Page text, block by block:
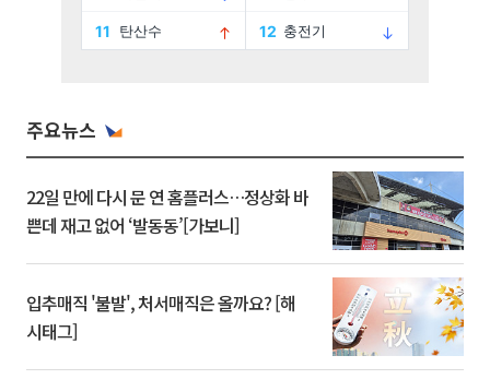
주요뉴스
22일 만에 다시 문 연 홈플러스…정상화 바
쁜데 재고 없어 ‘발동동’[가보니]
입추매직 '불발', 처서매직은 올까요? [해
시태그]